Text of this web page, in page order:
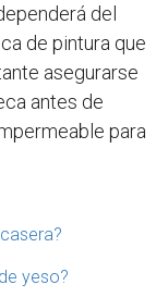
del
de pintura que
asegurarse
antes de
para
yeso?